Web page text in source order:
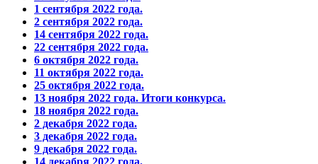
1 сентября 2022 года.
2 сентября 2022 года.
14 сентября 2022 года.
22 сентября 2022 года.
6 октября 2022 года.
11 октября 2022 года.
25 октября 2022 года.
13 ноября 2022 года. Итоги конкурса.
18 ноября 2022 года.
2 декабря 2022 года.
3 декабря 2022 года.
9 декабря 2022 года.
14 декабря 2022 года.